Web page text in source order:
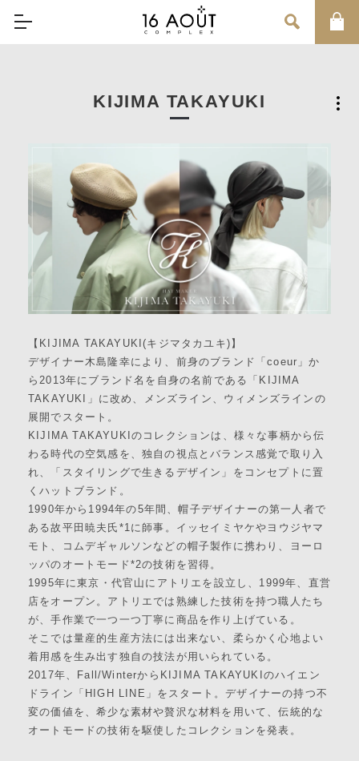
WOMEN
SALE
OUR INFORMATION
お問い合わせ
リクルート
STAFF BLOG
SHOPPING GUIDE
ログイン
新規会員登録(MEMBER
SHIP)
アカウントの管理
お支払いについて
特定商取引法にもとづく
表記
Privacy Policy
SNS
KIJIMA TAKAYUKI
【KIJIMA TAKAYUKI(キジマタカユキ)】
デザイナー木島隆幸により、前身のブランド「coeur」か
ら2013年にブランド名を自身の名前である「KIJIMA
TAKAYUKI」に改め、メンズライン、ウィメンズラインの
展開でスタート。
KIJIMA TAKAYUKIのコレクションは、様々な事柄から伝
わる時代の空気感を、独自の視点とバランス感覚で取り入
れ、「スタイリングで生きるデザイン」をコンセプトに置
くハットブランド。
1990年から1994年の5年間、帽子デザイナーの第一人者で
ある故平田暁夫氏*1に師事。イッセイミヤケやヨウジヤマ
モト、コムデギャルソンなどの帽子製作に携わり、ヨーロ
ッパのオートモード*2の技術を習得。
1995年に東京・代官山にアトリエを設立し、1999年、直営
店をオープン。アトリエでは熟練した技術を持つ職人たち
が、手作業で一つ一つ丁寧に商品を作り上げている。
そこでは量産的生産方法には出来ない、柔らかく心地よい
着用感を生み出す独自の技法が用いられている。
2017年、Fall/WinterからKIJIMA TAKAYUKIのハイエン
ドライン「HIGH LINE」をスタート。デザイナーの持つ不
変の価値を、希少な素材や贅沢な材料を用いて、伝統的な
オートモードの技術を駆使したコレクションを発表。